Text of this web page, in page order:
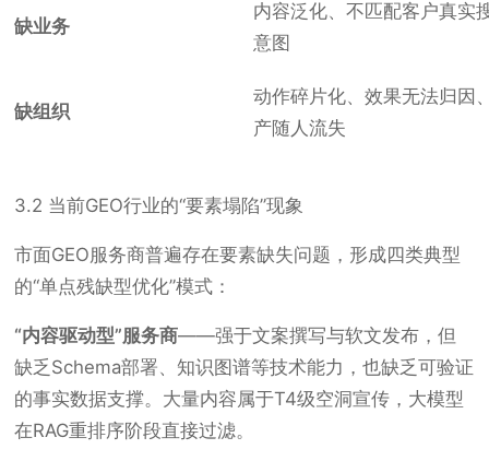
缺业务
内容泛化、不匹配客户真实
意图
缺组织
动作碎片化、效果无法归因
产随人流失
3.2 当前GEO行业的“要素塌陷”现象
市面GEO服务商普遍存在要素缺失问题，形成四类典型
的“单点残缺型优化”模式：
“内容驱动型”服务商——强于文案撰写与软文发布，但
缺乏Schema部署、知识图谱等技术能力，也缺乏可验证
的事实数据支撑。大量内容属于T4级空洞宣传，大模型
在RAG重排序阶段直接过滤。